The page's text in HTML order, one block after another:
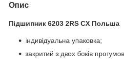
Опис
Підшипник 6203 2RS CX Польша
індивідуальна упаковка;
закритий з двох боків